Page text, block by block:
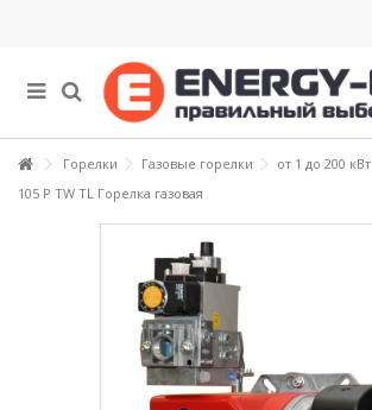
Горелки Газовые горелки от 1 до 200 кВт
105 P TW TL Горелка газовая